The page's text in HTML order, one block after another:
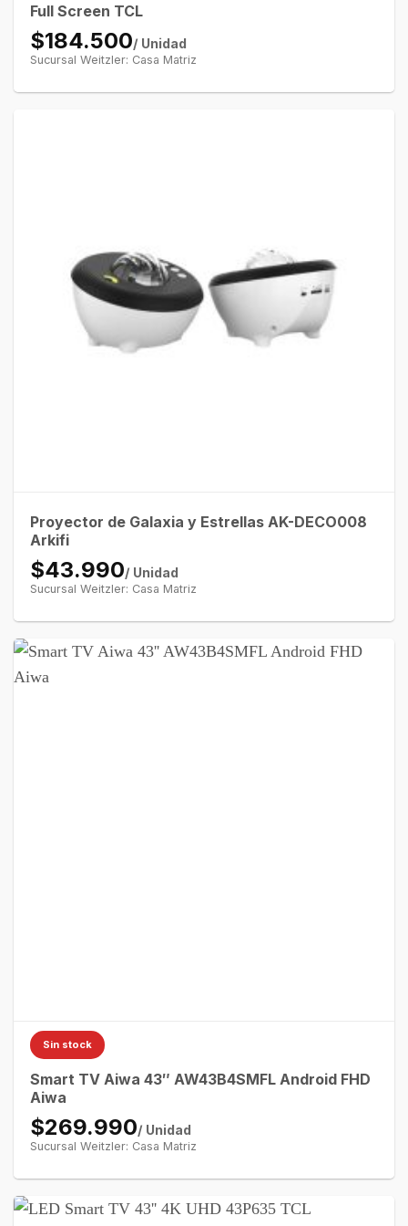
Full Screen TCL
$184.500/ Unidad
Sucursal Weitzler: Casa Matriz
Proyector de Galaxia y Estrellas AK-DECO008
Arkifi
$43.990/ Unidad
Sucursal Weitzler: Casa Matriz
Sin stock
Smart TV Aiwa 43″ AW43B4SMFL Android FHD
Aiwa
$269.990/ Unidad
Sucursal Weitzler: Casa Matriz